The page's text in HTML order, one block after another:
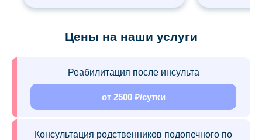
Цены на наши услуги
Реабилитация после инсульта
от 2500 ₽/сутки
Консультация родственников подопечного по